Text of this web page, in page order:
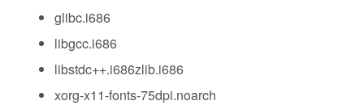
glibc.i686
libgcc.i686
libstdc++.i686zlib.i686
xorg-x11-fonts-75dpi.noarch